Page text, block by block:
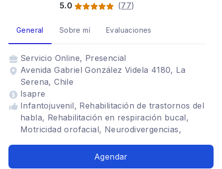
5.0
(77)
General Sobre mí Evaluaciones
Servicio Online, Presencial
Avenida Gabriel González Videla 4180, La
Serena, Chile
Isapre
Infantojuvenil, Rehabilitación de trastornos del
habla, Rehabilitación en respiración bucal,
Motricidad orofacial, Neurodivergencias,
Agendar